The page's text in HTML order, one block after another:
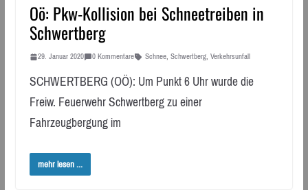
Oö: Pkw-Kollision bei Schneetreiben in
Schwertberg
29. Januar 2020 0 Kommentare Schnee, Schwertberg, Verkehrsunfall
SCHWERTBERG (OÖ): Um Punkt 6 Uhr wurde die
Freiw. Feuerwehr Schwertberg zu einer
Fahrzeugbergung im
mehr lesen ...